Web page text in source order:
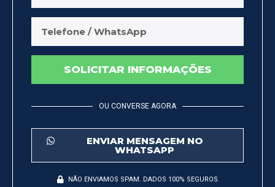
SOLICITAR INFORMAÇÕES
OU CONVERSE AGORA
ENVIAR MENSAGEM NO
WHATSAPP
NÃO ENVIAMOS SPAM. DADOS 100% SEGUROS.